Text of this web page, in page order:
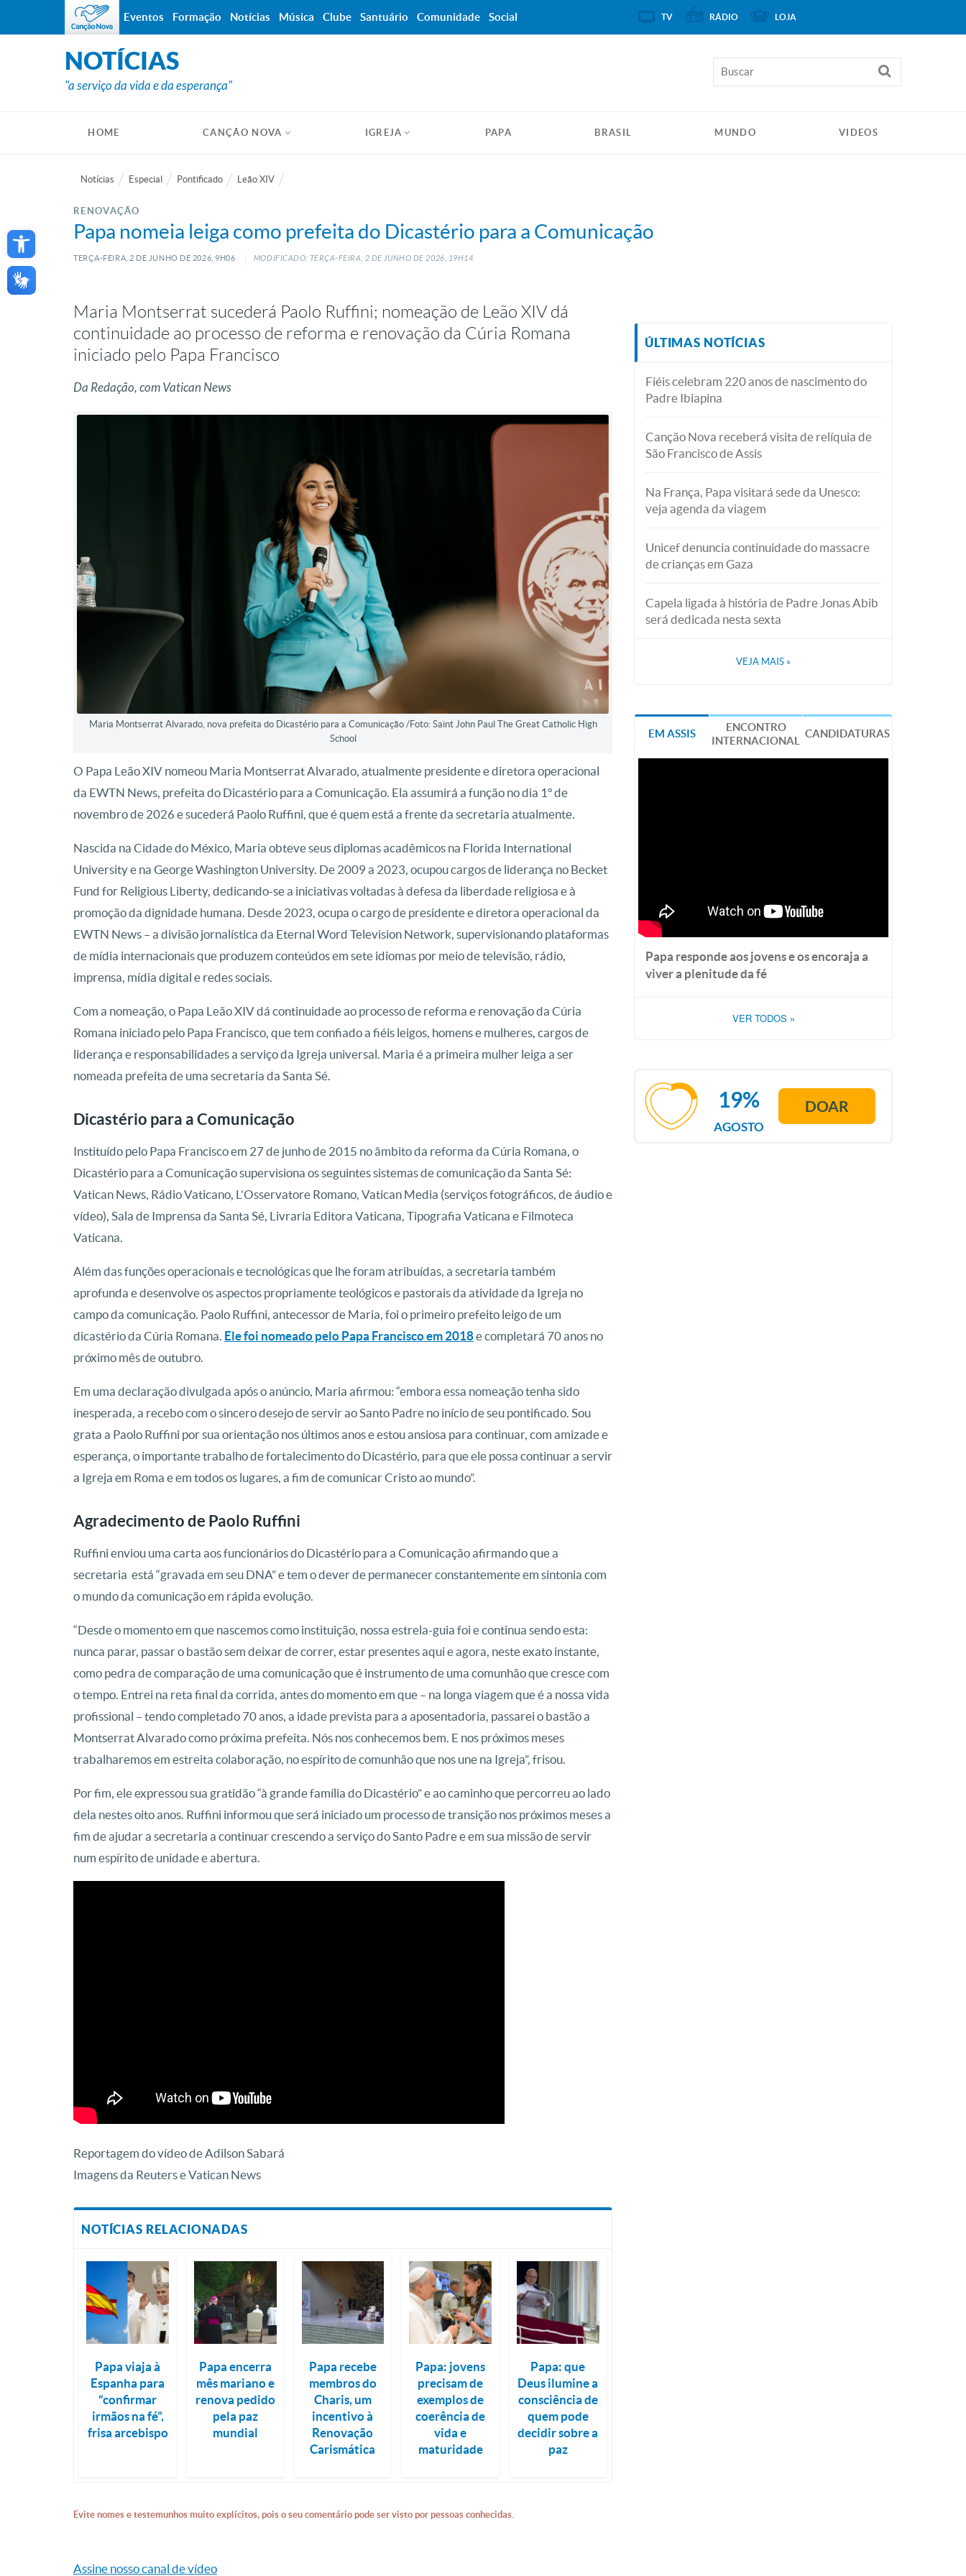
Open toolbar
NOTÍCIAS
"a serviço da vida e da esperança"
HOME CANÇÃO NOVA IGREJA PAPA BRASIL MUNDO VIDEOS
Notícias Especial Pontificado Leão XIV
RENOVAÇÃO
Papa nomeia leiga como prefeita do Dicastério para a Comunicação
TERÇA-FEIRA, 2 DE JUNHO DE 2026, 9H06 MODIFICADO: TERÇA-FEIRA, 2 DEJUNHO DE2026, 19H14
Maria Montserrat sucederá Paolo Ruffini; nomeação de Leão XIV dá
continuidade ao processo de reforma e renovação da Cúria Romana
iniciado pelo Papa Francisco
Da Redação, com Vatican News
Maria Montserrat Alvarado, nova prefeita do Dicastério para a Comunicação /Foto: Saint John Paul The Great Catholic High
School
O Papa Leão XIV nomeou Maria Montserrat Alvarado, atualmente presidente e diretora operacional
da EWTN News, prefeita do Dicastério para a Comunicação. Ela assumirá a função no dia 1º de
novembro de 2026 e sucederá Paolo Ruffini, que é quem está a frente da secretaria atualmente.
Nascida na Cidade do México, Maria obteve seus diplomas acadêmicos na Florida International
University e na George Washington University. De 2009 a 2023, ocupou cargos de liderança no Becket
Fund for Religious Liberty, dedicando-se a iniciativas voltadas à defesa da liberdade religiosa e à
promoção da dignidade humana. Desde 2023, ocupa o cargo de presidente e diretora operacional da
EWTN News – a divisão jornalística da Eternal Word Television Network, supervisionando plataformas
de mídia internacionais que produzem conteúdos em sete idiomas por meio de televisão, rádio,
imprensa, mídia digital e redes sociais.
Com a nomeação, o Papa Leão XIV dá continuidade ao processo de reforma e renovação da Cúria
Romana iniciado pelo Papa Francisco, que tem confiado a fiéis leigos, homens e mulheres, cargos de
liderança e responsabilidades a serviço da Igreja universal. Maria é a primeira mulher leiga a ser
nomeada prefeita de uma secretaria da Santa Sé.
Dicastério para a Comunicação
Instituído pelo Papa Francisco em 27 de junho de 2015 no âmbito da reforma da Cúria Romana, o
Dicastério para a Comunicação supervisiona os seguintes sistemas de comunicação da Santa Sé:
Vatican News, Rádio Vaticano, L’Osservatore Romano, Vatican Media (serviços fotográficos, de áudio e
vídeo), Sala de Imprensa da Santa Sé, Livraria Editora Vaticana, Tipografia Vaticana e Filmoteca
Vaticana.
Além das funções operacionais e tecnológicas que lhe foram atribuídas, a secretaria também
aprofunda e desenvolve os aspectos propriamente teológicos e pastorais da atividade da Igreja no
campo da comunicação. Paolo Ruffini, antecessor de Maria, foi o primeiro prefeito leigo de um
dicastério da Cúria Romana. Ele foi nomeado pelo Papa Francisco em 2018e completará 70 anos no
próximo mês de outubro.
Em uma declaração divulgada após o anúncio, Maria afirmou: “embora essa nomeação tenha sido
inesperada, a recebo com o sincero desejo de servir ao Santo Padre no início de seu pontificado. Sou
grata a Paolo Ruffini por sua orientação nos últimos anos e estou ansiosa para continuar, com amizade e
esperança, o importante trabalho de fortalecimento do Dicastério, para que ele possa continuar a servir
a Igreja em Roma e em todos os lugares, a fim de comunicar Cristo ao mundo”.
Agradecimento de Paolo Ruffini
Ruffini enviou uma carta aos funcionários do Dicastério para a Comunicação afirmando que a
secretaria está “gravada em seu DNA” e tem o dever de permanecer constantemente em sintonia com
o mundo da comunicação em rápida evolução.
“Desde o momento em que nascemos como instituição, nossa estrela-guia foi e continua sendo esta:
nunca parar, passar o bastão sem deixar de correr, estar presentes aqui e agora, neste exato instante,
como pedra de comparação de uma comunicação que é instrumento de uma comunhão que cresce com
o tempo. Entrei na reta final da corrida, antes do momento em que – na longa viagem que é a nossa vida
profissional – tendo completado 70 anos, a idade prevista para a aposentadoria, passarei o bastão a
Montserrat Alvarado como próxima prefeita. Nós nos conhecemos bem. E nos próximos meses
trabalharemos em estreita colaboração, no espírito de comunhão que nos une na Igreja”, frisou.
Por fim, ele expressou sua gratidão “à grande família do Dicastério” e ao caminho que percorreu ao lado
dela nestes oito anos. Ruffini informou que será iniciado um processo de transição nos próximos meses a
fim de ajudar a secretaria a continuar crescendo a serviço do Santo Padre e em sua missão de servir
num espírito de unidade e abertura.
Reportagem do vídeo de Adilson Sabará
Imagens da Reuters e Vatican News
NOTÍCIAS RELACIONADAS
Papa viaja à
Espanha para
“confirmar
irmãos na fé”,
frisa arcebispo
Papa encerra
mês mariano e
renova pedido
pela paz
mundial
Papa recebe
membros do
Charis, um
incentivo à
Renovação
Carismática
Papa: jovens
precisam de
exemplos de
coerência de
vida e
maturidade
Papa: que
Deus ilumine a
consciência de
quem pode
decidir sobre a
paz
Evite nomes e testemunhos muito explícitos, pois o seu comentário pode ser visto por pessoas conhecidas.
Assine nosso canal de vídeo
ÚLTIMAS NOTÍCIAS
Fiéis celebram 220 anos de nascimento do
Padre Ibiapina
Canção Nova receberá visita de relíquia de
São Francisco de Assis
Na França, Papa visitará sede da Unesco:
veja agenda da viagem
Unicef denuncia continuidade do massacre
de crianças em Gaza
Capela ligada à história de Padre Jonas Abib
será dedicada nesta sexta
VEJA MAIS »
EM ASSIS
ENCONTRO
INTERNACIONAL
CANDIDATURAS
Papa responde aos jovens e os encoraja a
viver a plenitude da fé
VER TODOS »
AGOSTO
19% DOAR
Eventos Formação Notícias Música Clube Santuário Comunidade Social TV RÁDIO LOJA